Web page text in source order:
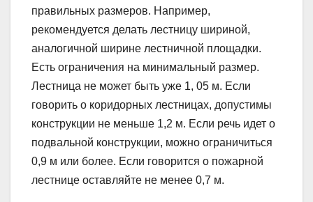
правильных размеров. Например,
рекомендуется делать лестницу шириной,
аналогичной ширине лестничной площадки.
Есть ограничения на минимальный размер.
Лестница не может быть уже 1, 05 м. Если
говорить о коридорных лестницах, допустимы
конструкции не меньше 1,2 м. Если речь идет о
подвальной конструкции, можно ограничиться
0,9 м или более. Если говорится о пожарной
лестнице оставляйте не менее 0,7 м.